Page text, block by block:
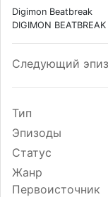
Digimon Beatbreak
DIGIMON
Следующий
Тип
Эпизоды
Статус
Жанр
Первоисточник